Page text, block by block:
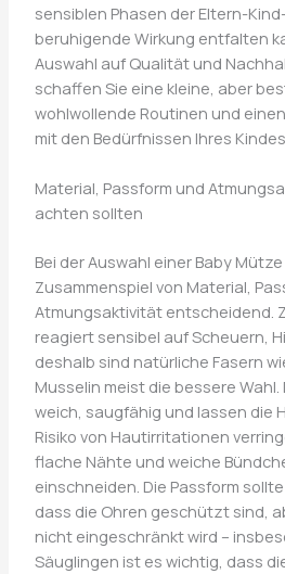
sensiblen Phasen der Eltern-
beruhigende Wirkung entfalten
Auswahl auf Qualität und
schaffen Sie eine kleine, aber
wohlwollende Routinen und
mit den Bedürfnissen Ihres Kindes.
Material, Passform und
achten sollten
Bei der Auswahl einer Baby
Zusammenspiel von Material,
Atmungsaktivität entscheidend.
reagiert sensibel auf Scheuern,
deshalb sind natürliche Fasern
Musselin meist die bessere
weich, saugfähig und lassen die
Risiko von Hautirritationen
flache Nähte und weiche
einschneiden. Die Passform
dass die Ohren geschützt sind,
nicht eingeschränkt wird –
Säuglingen ist es wichtig, dass